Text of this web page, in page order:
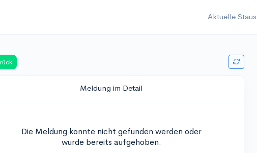
Aktuelle Staus
Meldung im Detail
Die Meldung konnte nicht gefunden werden oder
wurde bereits aufgehoben.